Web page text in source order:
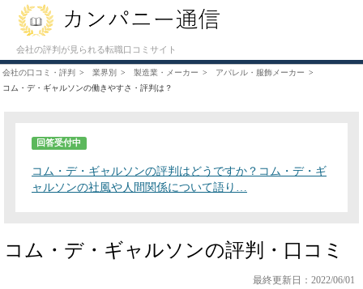
会社の評判が見られる転職口コミサイト
会社の口コミ・評判 業界別 製造業・メーカー
アパレル・服飾メーカー
コム・デ・ギャルソンの働きやすさ・評判は？
回答受付中
コム・デ・ギャルソンの評判はどうですか？コム・デ・ギ
ャルソンの社風や人間関係について語り…
コム・デ・ギャルソンの評判・口コミ
最終更新日：2022/06/01